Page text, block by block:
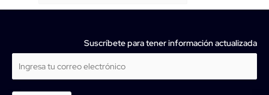
Suscríbete para tener información actualizada